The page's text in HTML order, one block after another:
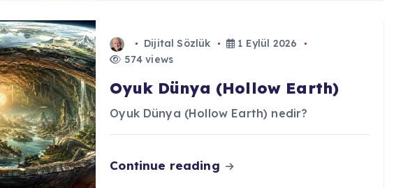
Dijital Sözlük
1 Eylül 2026
574 views
Oyuk Dünya (Hollow Earth)
Oyuk Dünya (Hollow Earth) nedir?
Continue reading